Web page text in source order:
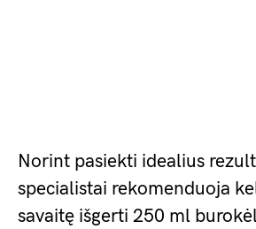
Norint pasiekti idealius
specialistai rekomenduoja
savaitę išgerti 250 ml